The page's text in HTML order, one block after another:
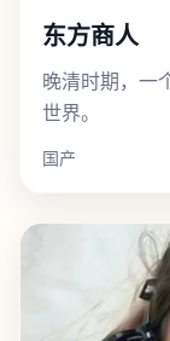
东方商人
晚清时期，一
世界。
国产